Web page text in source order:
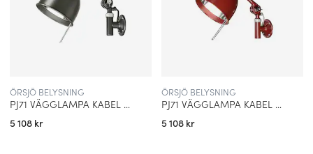
ÖRSJÖ BELYSNING
PJ71 VÄGGLAMPA KABEL MATTSVART
5 108 kr
ÖRSJÖ BELYSNING
PJ71 VÄGGLAMPA KABEL OXBLOD
5 108 kr